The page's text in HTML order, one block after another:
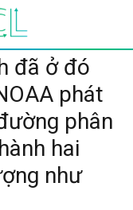
đã ở đó
phát
phân
hai
như